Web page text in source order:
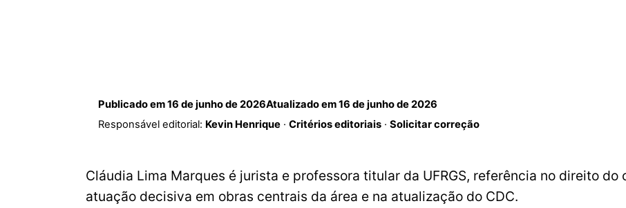
Publicado em16 de junho de 2026Atualizado em16 de junho de 2026
Responsável editorial: Kevin Henrique· Critérios editoriais· Solicitar correção
Cláudia Lima Marques é jurista e professora titular da UFRGS, referência no direito
atuação decisiva em obras centrais da área e na atualização do CDC.